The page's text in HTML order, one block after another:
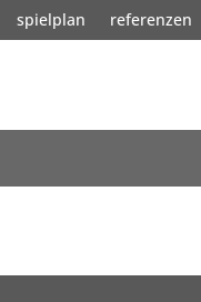
spielplan referenzen